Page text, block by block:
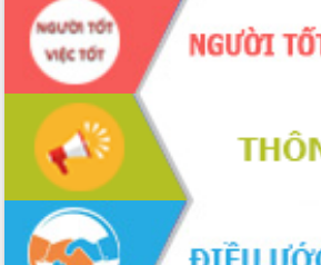
Đắk Lắk đẩy mạnh nuôi biển công
nghệ, hướng tới phát triển thủy sản
bền vững
Tập huấn nâng cao năng lực triển khai
chuyển đổi số cho cán bộ, công chức
cấp xã
Đắk Lắk phát động hưởng ứng Ngày
Quyền của người tiêu dùng Việt Nam
2026
Đẩy mạnh cải cách hành chính, quyết
tâm đạt được mục tiêu tăng trưởng